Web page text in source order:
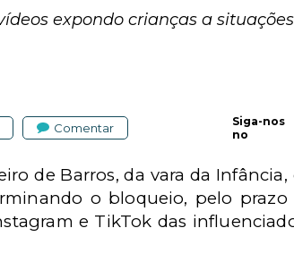
expondo crianças a
Comentar
Siga-nos
no
de Barros, da vara da Infância,
o bloqueio, pelo prazo
e TikTok das